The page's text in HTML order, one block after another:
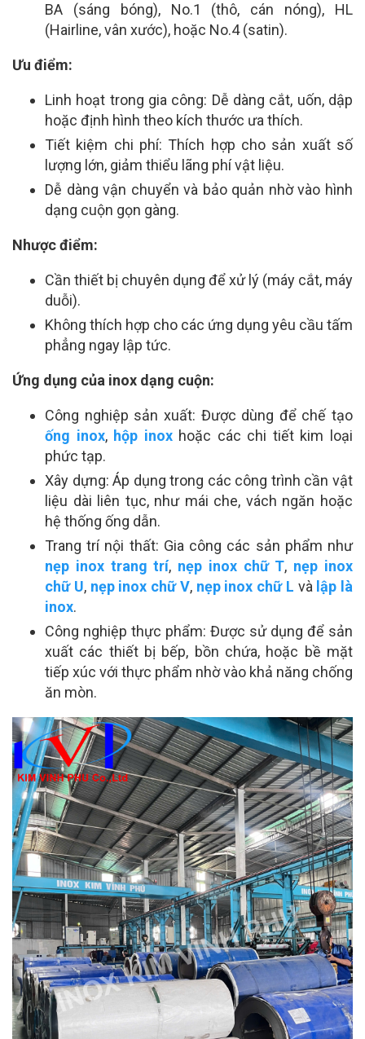
BA (sáng bóng), No.1 (thô, cán nóng), HL
(Hairline, vân xước), hoặc No.4 (satin).
Ưu điểm:
Linh hoạt trong gia công: Dễ dàng cắt, uốn, dập
hoặc định hình theo kích thước ưa thích.
Tiết kiệm chi phí: Thích hợp cho sản xuất số
lượng lớn, giảm thiểu lãng phí vật liệu.
Dễ dàng vận chuyển và bảo quản nhờ vào hình
dạng cuộn gọn gàng.
Nhược điểm:
Cần thiết bị chuyên dụng để xử lý (máy cắt, máy
duỗi).
Không thích hợp cho các ứng dụng yêu cầu tấm
phẳng ngay lập tức.
Ứng dụng của inox dạng cuộn:
Công nghiệp sản xuất: Được dùng để chế tạo
ống inox, hộp inoxhoặc các chi tiết kim loại
phức tạp.
Xây dựng: Áp dụng trong các công trình cần vật
liệu dài liên tục, như mái che, vách ngăn hoặc
hệ thống ống dẫn.
Trang trí nội thất: Gia công các sản phẩm như
nẹp inox trang trí, nẹp inox chữ T, nẹp inox
chữ U, nẹp inox chữ V, nẹp inox chữ L và lập là
inox.
Công nghiệp thực phẩm: Được sử dụng để sản
xuất các thiết bị bếp, bồn chứa, hoặc bề mặt
tiếp xúc với thực phẩm nhờ vào khả năng chống
ăn mòn.